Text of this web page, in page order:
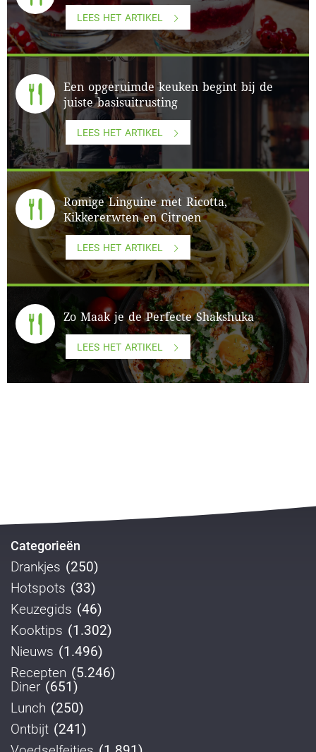
LEES HET ARTIKEL
Een opgeruimde keuken begint bij de
juiste basisuitrusting
LEES HET ARTIKEL
Romige Linguine met Ricotta,
Kikkererwten en Citroen
LEES HET ARTIKEL
Zo Maak je de Perfecte Shakshuka
LEES HET ARTIKEL
Categorieën
Drankjes (250)
Hotspots (33)
Keuzegids (46)
Kooktips (1.302)
Nieuws (1.496)
Recepten (5.246)
Diner (651)
Lunch (250)
Ontbijt (241)